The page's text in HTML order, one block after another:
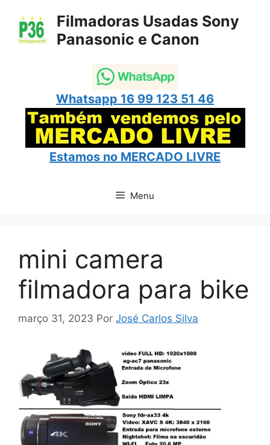
para
Filmadoras Usadas Sony
Panasonic e Canon
Whatsapp 16 99 123 51 46
Estamos no MERCADO LIVRE
Menu
mini camera
filmadora para bike
março 31, 2023 Por José Carlos Silva